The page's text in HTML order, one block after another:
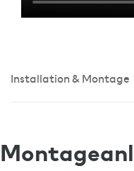
Installation & Montage